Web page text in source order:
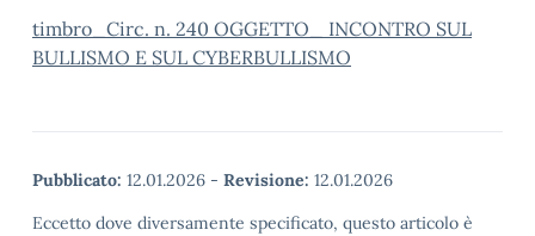
timbro_Circ. n. 240 OGGETTO_ INCONTRO SUL
BULLISMO E SUL CYBERBULLISMO
Pubblicato: 12.01.2026 - Revisione: 12.01.2026
Eccetto dove diversamente specificato, questo articolo è